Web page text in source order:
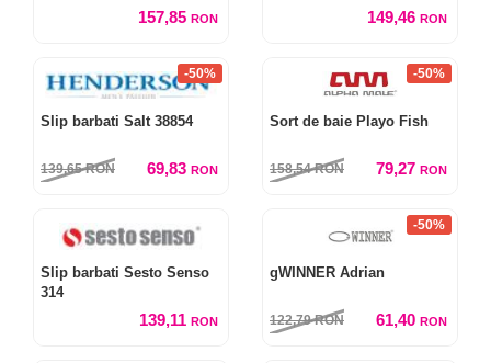
157,85 RON 149,46 RON
-50%
Slip barbati Salt 38854
139,65RON 69,83 RON
-50%
Sort de baie Playo Fish
158,54RON 79,27 RON
Slip barbati Sesto Senso
314
139,11 RON
-50%
gWINNER Adrian
122,79RON 61,40 RON